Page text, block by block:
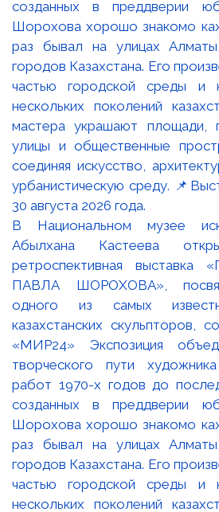
В Национальном музее
Абылхана Кастеева
ретроспективная
ПАВЛА ШОРОХОВА»,
одного из самых
казахстанских скульпторов,
«МИР24» Экспозиция
творческого пути
работ 1970-х годов до
созданных в преддверии
Шорохова хорошо знакомо
раз бывал на улицах
городов Казахстана. Его
частью городской среды и
нескольких поколений